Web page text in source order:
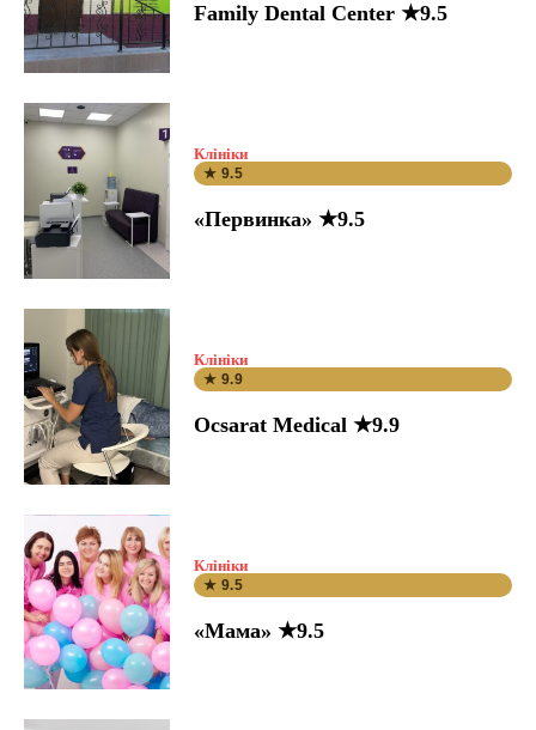
Family Dental Center ★9.5
Клініки
★ 9.5
«Первинка» ★9.5
Клініки
★ 9.9
Ocsarat Medical ★9.9
Клініки
★ 9.5
«Мама» ★9.5